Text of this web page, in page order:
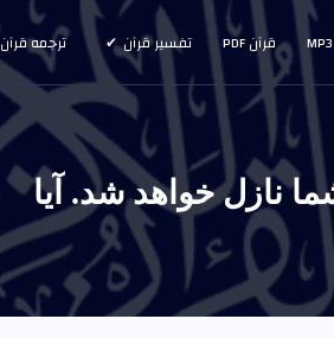
قرآن PDF تفسیر قرآن ترجمه قرآن